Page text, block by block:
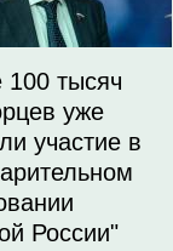
100 тысяч
уже
участие в
России"